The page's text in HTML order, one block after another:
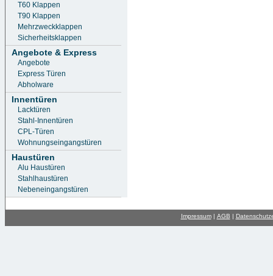
T60 Klappen
T90 Klappen
Mehrzweckklappen
Sicherheitsklappen
Angebote & Express
Angebote
Express Türen
Abholware
Innentüren
Lacktüren
Stahl-Innentüren
CPL-Türen
Wohnungseingangstüren
Haustüren
Alu Haustüren
Stahlhaustüren
Nebeneingangstüren
Impressum| AGB |